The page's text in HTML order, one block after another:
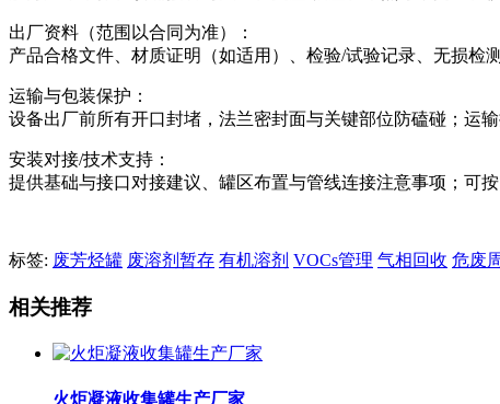
出厂资料（范围以合同为准）：
产品合格文件、材质证明（如适用）、检验/试验记录、无损检
运输与包装保护：
设备出厂前所有开口封堵，法兰密封面与关键部位防磕碰；运
安装对接/技术支持：
提供基础与接口对接建议、罐区布置与管线连接注意事项；可
标签: 废芳烃罐 废溶剂暂存 有机溶剂 VOCs管理 气相回收 危废
相关推荐
火炬凝液收集罐生产厂家